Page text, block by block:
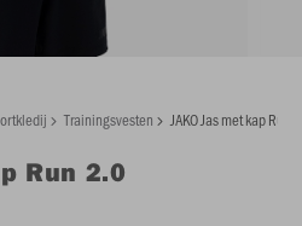
Trainingsvesten JAKO Jas met kap Run
Run 2.0